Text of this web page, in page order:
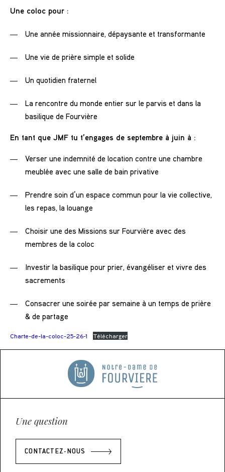
Une coloc pour :
Une année missionnaire, dépaysante et transformante
Une vie de prière simple et solide
Un quotidien fraternel
La rencontre du monde entier sur le parvis et dans la
basilique de Fourvière
En tant que JMF tu t’engages de septembre à juin à :
Verser une indemnité de location contre une chambre
meublée avec une salle de bain privative
Prendre soin d’un espace commun pour la vie collective,
les repas, la louange
Choisir une des Missions sur Fourvière avec des
membres de la coloc
Investir la basilique pour prier, évangéliser et vivre des
sacrements
Consacrer une soirée par semaine à un temps de prière
& de partage
Charte-de-la-coloc-25-26-1 Télécharger
Une question
CONTACTEZ-NOUS